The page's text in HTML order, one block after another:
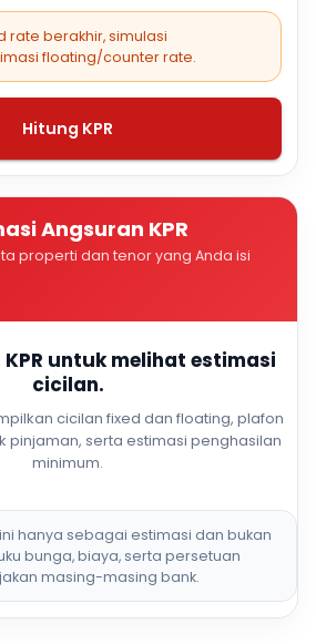
rate berakhir, simulasi
floating/counter rate.
Hitung KPR
Angsuran KPR
properti dan tenor yang Anda isi
untuk melihat estimasi
cicilan.
cicilan fixed dan floating, plafon
pinjaman, serta estimasi penghasilan
minimum.
hanya sebagai estimasi dan bukan
bunga, biaya, serta persetuan
masing-masing bank.